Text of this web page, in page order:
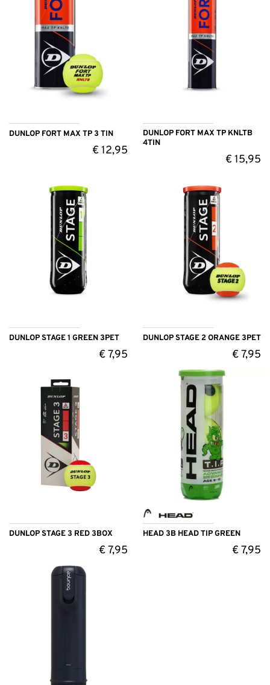
DUNLOP FORT MAX TP 3 TIN
€12,95
DUNLOP FORT MAX TP KNLTB
4TIN
€15,95
DUNLOP STAGE 1 GREEN 3PET
€7,95
DUNLOP STAGE 2 ORANGE 3PET
€7,95
DUNLOP STAGE 3 RED 3BOX
€7,95
HEAD 3B HEAD TIP GREEN
€7,95